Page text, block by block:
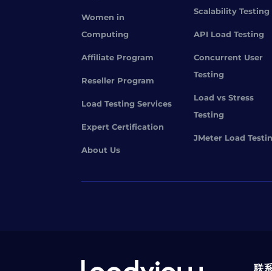
Women in
Computing
Affiliate Program
Reseller Program
Load Testing Services
Expert Certification
About Us
Scalability Testing
API Load Testing
Concurrent User
Testing
Load vs Stress
Testing
JMeter Load
联